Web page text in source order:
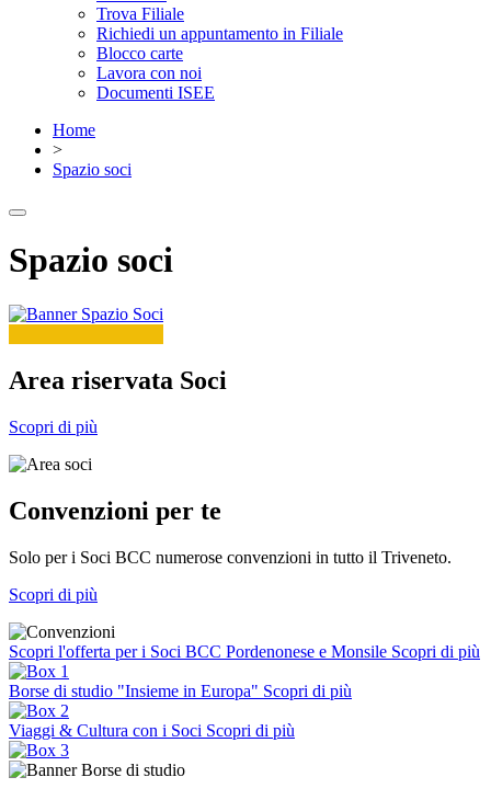
Trova Filiale
Richiedi un appuntamento in Filiale
Blocco carte
Lavora con noi
Documenti ISEE
Home
>
Spazio soci
Spazio soci
Area riservata Soci
Scopri di più
Convenzioni per te
Solo per i Soci BCC numerose convenzioni in tutto il Triveneto.
Scopri di più
Scopri l'offerta per i Soci BCC Pordenonese e Monsile Scopri di più
Borse di studio "Insieme in Europa" Scopri di più
Viaggi & Cultura con i Soci Scopri di più